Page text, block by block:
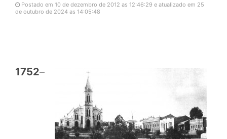
Postado em 10 de dezembro de 2012 as 12:46:29 e atualizado em 25
de outubro de 2024 as 14:05:48
1752–